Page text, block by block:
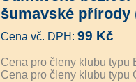
Edice Pověsti a pohádky|Edice
Autor Miloslav Nevrlý
šumavské přírody
Cena vč. DPH: 99 Kč
Cena pro členy klubu typu
Cena pro členy klubu typu